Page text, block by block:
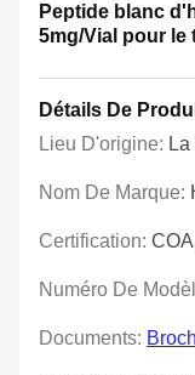
Peptide blanc
5mg/Vial pour le
Détails De
Lieu D'origine:
Nom De Marque:
Certification:
Numéro De
Documents: